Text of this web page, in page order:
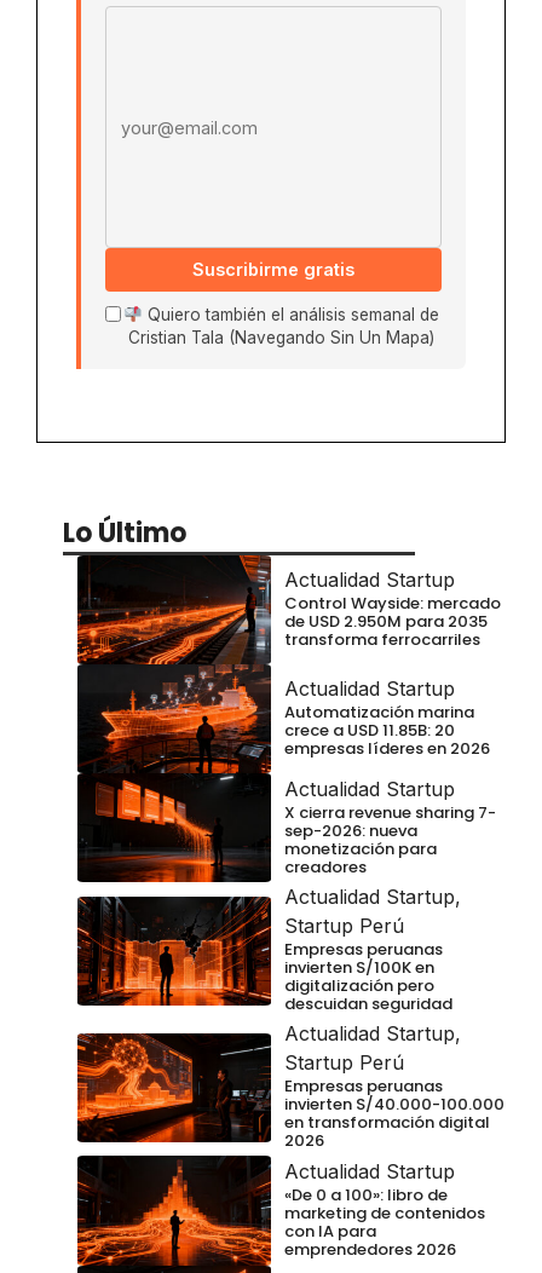
Suscribirme gratis
Quiero también el análisis semanal de
Cristian Tala (Navegando Sin Un Mapa)
Lo Último
Actualidad Startup
Control Wayside: mercado
de USD 2.950M para 2035
transforma ferrocarriles
Actualidad Startup
Automatización marina
crece a USD 11.85B: 20
empresas líderes en 2026
Actualidad Startup
X cierra revenue sharing 7-
sep-2026: nueva
monetización para
creadores
Actualidad Startup,
Startup Perú
Empresas peruanas
invierten S/100K en
digitalización pero
descuidan seguridad
Actualidad Startup,
Startup Perú
Empresas peruanas
invierten S/40.000-100.000
en transformación digital
2026
Actualidad Startup
«De 0 a 100»: libro de
marketing de contenidos
con IA para
emprendedores 2026